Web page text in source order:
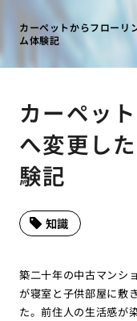
カーペットからフローリ
ム体験記
カーペッ
へ変更し
験記
知識
築二十年の中古マンシ
が寝室と子供部屋に敷
た。前住人の生活感が